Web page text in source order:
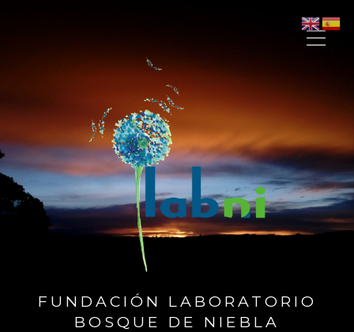
FUNDACIÓN LABORATORIO
BOSQUE DE NIEBLA